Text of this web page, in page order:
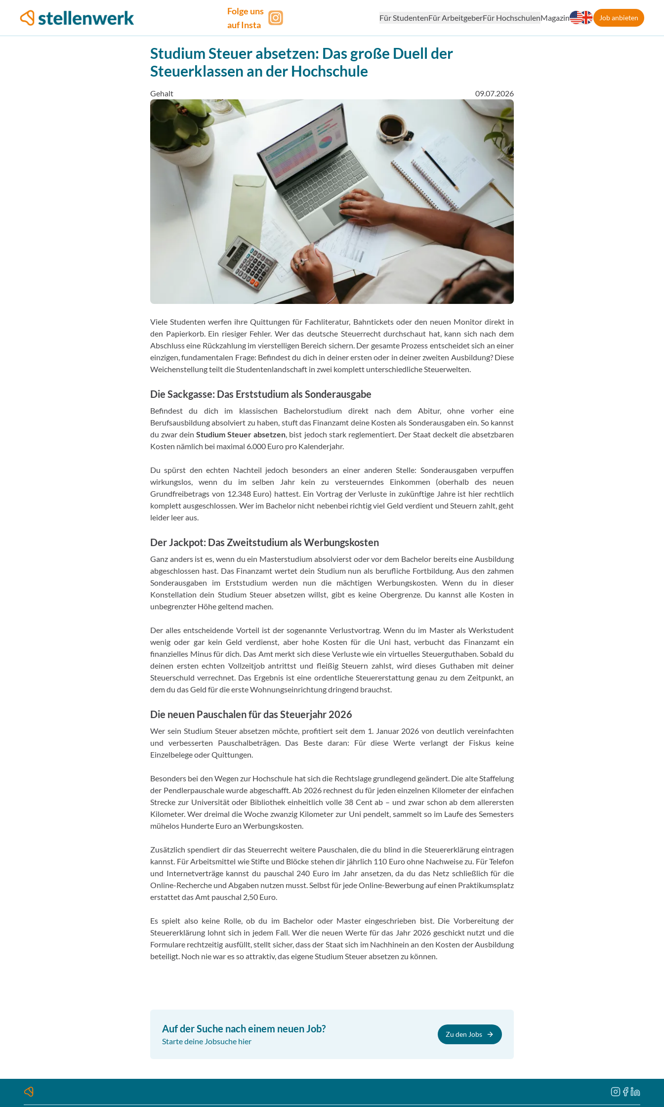
Folge uns
auf Insta
Für StudentenFür ArbeitgeberFür HochschulenMagazin Job anbieten
Studium Steuer absetzen: Das große Duell der
Steuerklassen an der Hochschule
Gehalt 09.07.2026
Viele Studenten werfen ihre Quittungen für Fachliteratur, Bahntickets oder den neuen Monitor direkt in
den Papierkorb. Ein riesiger Fehler. Wer das deutsche Steuerrecht durchschaut hat, kann sich nach dem
Abschluss eine Rückzahlung im vierstelligen Bereich sichern. Der gesamte Prozess entscheidet sich an einer
einzigen, fundamentalen Frage: Befindest du dich in deiner ersten oder in deiner zweiten Ausbildung? Diese
Weichenstellung teilt die Studentenlandschaft in zwei komplett unterschiedliche Steuerwelten.
Die Sackgasse: Das Erststudium als Sonderausgabe
Befindest du dich im klassischen Bachelorstudium direkt nach dem Abitur, ohne vorher eine
Berufsausbildung absolviert zu haben, stuft das Finanzamt deine Kosten als Sonderausgaben ein. So kannst
du zwar deinStudium Steuer absetzen, bist jedoch stark reglementiert. Der Staat deckelt die absetzbaren
Kosten nämlich bei maximal 6.000 Euro pro Kalenderjahr.
Du spürst den echten Nachteil jedoch besonders an einer anderen Stelle: Sonderausgaben verpuffen
wirkungslos, wenn du im selben Jahr kein zu versteuerndes Einkommen (oberhalb des neuen
Grundfreibetrags von 12.348 Euro) hattest. Ein Vortrag der Verluste in zukünftige Jahre ist hier rechtlich
komplett ausgeschlossen. Wer im Bachelor nicht nebenbei richtig viel Geld verdient und Steuern zahlt, geht
leider leer aus.
Der Jackpot: Das Zweitstudium als Werbungskosten
Ganz anders ist es, wenn du ein Masterstudium absolvierst oder vor dem Bachelor bereits eine Ausbildung
abgeschlossen hast. Das Finanzamt wertet dein Studium nun als berufliche Fortbildung. Aus den zahmen
Sonderausgaben im Erststudium werden nun die mächtigen Werbungskosten. Wenn du in dieser
Konstellation dein Studium Steuer absetzen willst, gibt es keine Obergrenze. Du kannst alle Kosten in
unbegrenzter Höhe geltend machen.
Der alles entscheidende Vorteil ist der sogenannte Verlustvortrag. Wenn du im Master als Werkstudent
wenig oder gar kein Geld verdienst, aber hohe Kosten für die Uni hast, verbucht das Finanzamt ein
finanzielles Minus für dich. Das Amt merkt sich diese Verluste wie ein virtuelles Steuerguthaben. Sobald du
deinen ersten echten Vollzeitjob antrittst und fleißig Steuern zahlst, wird dieses Guthaben mit deiner
Steuerschuld verrechnet. Das Ergebnis ist eine ordentliche Steuererstattung genau zu dem Zeitpunkt, an
dem du das Geld für die erste Wohnungseinrichtung dringend brauchst.
Die neuen Pauschalen für das Steuerjahr 2026
Wer sein Studium Steuer absetzen möchte, profitiert seit dem 1. Januar 2026 von deutlich vereinfachten
und verbesserten Pauschalbeträgen. Das Beste daran: Für diese Werte verlangt der Fiskus keine
Einzelbelege oder Quittungen.
Besonders bei den Wegen zur Hochschule hat sich die Rechtslage grundlegend geändert. Die alte Staffelung
der Pendlerpauschale wurde abgeschafft. Ab 2026 rechnest du für jeden einzelnen Kilometer der einfachen
Strecke zur Universität oder Bibliothek einheitlich volle 38 Cent ab – und zwar schon ab dem allerersten
Kilometer. Wer dreimal die Woche zwanzig Kilometer zur Uni pendelt, sammelt so im Laufe des Semesters
mühelos Hunderte Euro an Werbungskosten.
Zusätzlich spendiert dir das Steuerrecht weitere Pauschalen, die du blind in die Steuererklärung eintragen
kannst. Für Arbeitsmittel wie Stifte und Blöcke stehen dir jährlich 110 Euro ohne Nachweise zu. Für Telefon
und Internetverträge kannst du pauschal 240 Euro im Jahr ansetzen, da du das Netz schließlich für die
Online-Recherche und Abgaben nutzen musst. Selbst für jede Online-Bewerbung auf einen Praktikumsplatz
erstattet das Amt pauschal 2,50 Euro.
Es spielt also keine Rolle, ob du im Bachelor oder Master eingeschrieben bist. Die Vorbereitung der
Steuererklärung lohnt sich in jedem Fall. Wer die neuen Werte für das Jahr 2026 geschickt nutzt und die
Formulare rechtzeitig ausfüllt, stellt sicher, dass der Staat sich im Nachhinein an den Kosten der Ausbildung
beteiligt. Noch nie war es so attraktiv, das eigene Studium Steuer absetzen zu können.
Auf der Suche nach einem neuen Job?
Starte deine Jobsuche hier
Zu den Jobs